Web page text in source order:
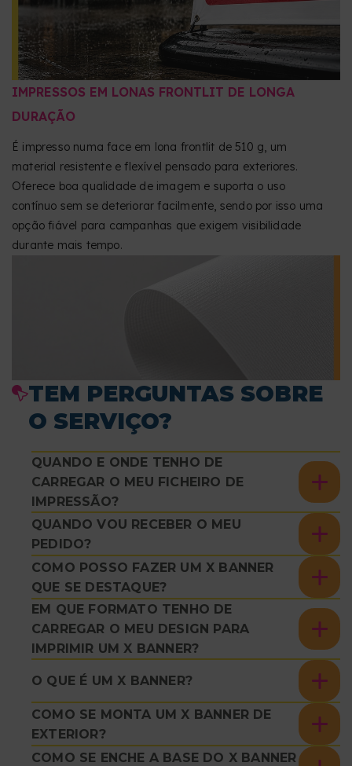
IMPRESSOS EM LONAS FRONTLIT DE LONGA
DURAÇÃO
É impresso numa face em lona frontlit de 510 g, um
material resistente e flexível pensado para exteriores.
Oferece boa qualidade de imagem e suporta o uso
contínuo sem se deteriorar facilmente, sendo por isso uma
opção fiável para campanhas que exigem visibilidade
durante mais tempo.
TEM PERGUNTAS SOBRE
O SERVIÇO?
QUANDO E ONDE TENHO DE
CARREGAR O MEU FICHEIRO DE
IMPRESSÃO?
QUANDO VOU RECEBER O MEU
PEDIDO?
COMO POSSO FAZER UM X BANNER
QUE SE DESTAQUE?
EM QUE FORMATO TENHO DE
CARREGAR O MEU DESIGN PARA
IMPRIMIR UM X BANNER?
O QUE É UM X BANNER?
COMO SE MONTA UM X BANNER DE
EXTERIOR?
COMO SE ENCHE A BASE DO X BANNER